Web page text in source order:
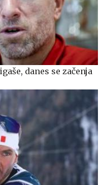
danes se začenja